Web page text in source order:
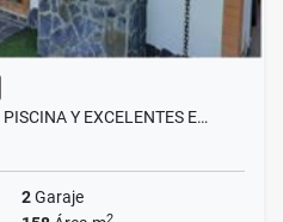
Y EXCELENTES E…
2Garaje